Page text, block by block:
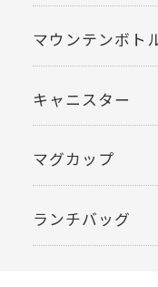
マウンテンボト
キャニスター
マグカップ
ランチバッグ